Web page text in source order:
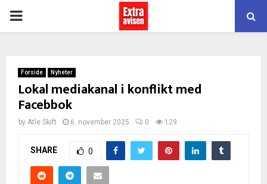
PRIMARY
Forside Nyheter
Lokal mediakanal i konflikt med
Facebbok
by Atle Skift 6. november 2025 0 129
SHARE 0